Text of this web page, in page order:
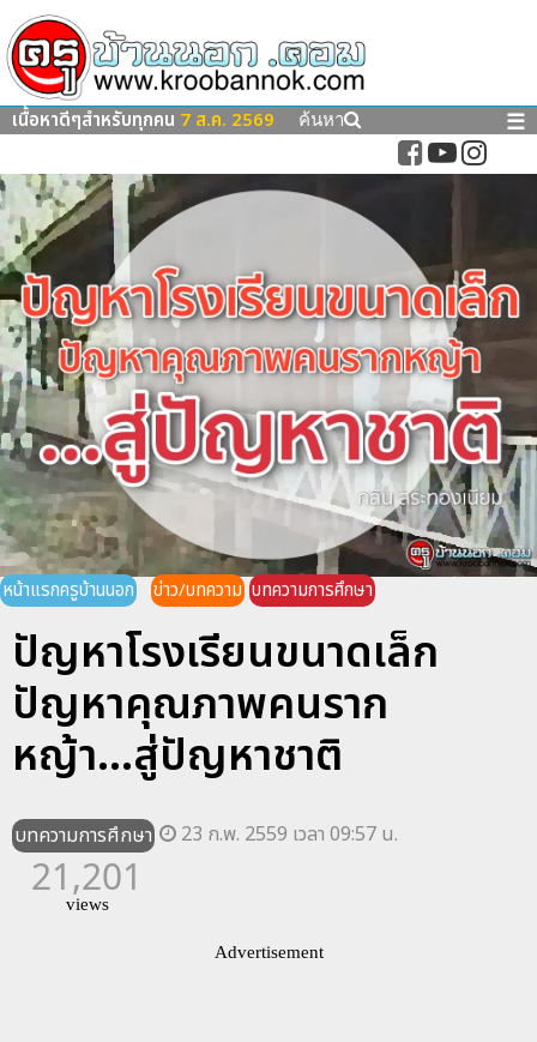
เนื้อหาดีๆสำหรับทุกคน 7 ส.ค. 2569 ค้นหา ☰
หน้าแรกครูบ้านนอก ข่าว/บทความ บทความการศึกษา
ปัญหาโรงเรียนขนาดเล็ก
ปัญหาคุณภาพคนราก
หญ้า...สู่ปัญหาชาติ
บทความการศึกษา 23 ก.พ. 2559 เวลา 09:57 น.
21,201
views
Advertisement